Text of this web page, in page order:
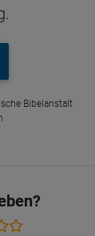
Bibelanstalt